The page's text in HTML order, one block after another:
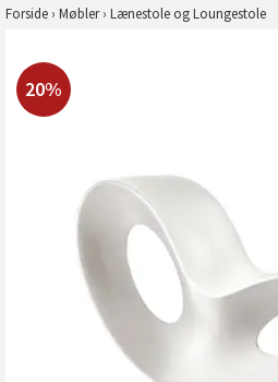
Forside › Møbler› Lænestole og Loungestole
20%